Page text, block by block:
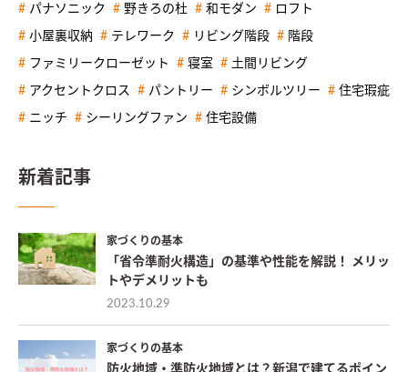
パナソニック 野きろの杜 和モダン ロフト
小屋裏収納 テレワーク リビング階段 階段
ファミリークローゼット 寝室 土間リビング
アクセントクロス パントリー シンボルツリー 住宅瑕疵
ニッチ シーリングファン 住宅設備
新着記事
家づくりの基本
「省令準耐火構造」の基準や性能を解説！ メリッ
トやデメリットも
2023.10.29
家づくりの基本